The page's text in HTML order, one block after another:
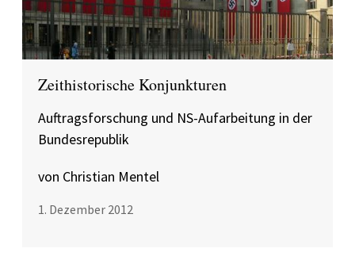
Zeithistorische Konjunkturen
Auftragsforschung und NS-Aufarbeitung in der
Bundesrepublik
von Christian Mentel
1. Dezember 2012